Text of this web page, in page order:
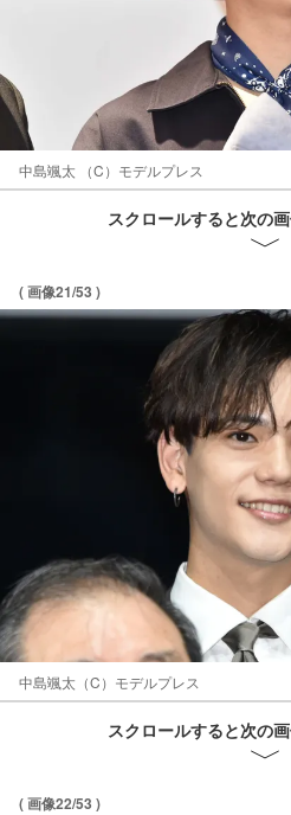
中島颯太 （C）モデルプレス
スクロールすると次の
( 画像21/53 )
中島颯太（C）モデルプレス
スクロールすると次の
( 画像22/53 )